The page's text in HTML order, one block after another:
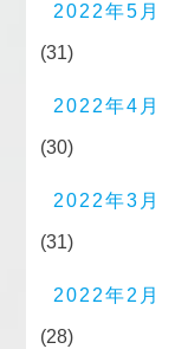
2022年5月
(31)
2022年4月
(30)
2022年3月
(31)
2022年2月
(28)